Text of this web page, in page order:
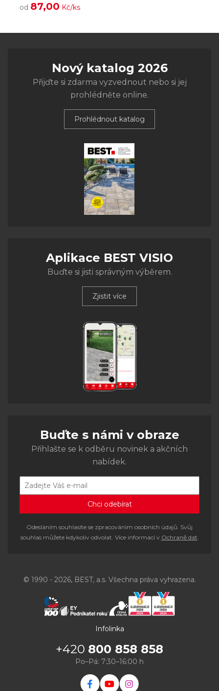
od 87,00 Kč/ks
Nový katalog 2026
Přijďte si zdarma vyzvednout nebo si jej
prohlédněte online.
Prohlédnout katalog
Aplikace BEST VISIO
Buďte si jisti správným výběrem.
Zjistit více
Buďte s námi v obraze
Přihlašte se k odběru novinek a akčních
nabídek.
Odesláním souhlasíte se zpracováním osobních údajů. Svůj
souhlas můžete kdykoliv odvolat. Více informací v Ochraně dat.
© 1990 - 2026, BEST, a.s. Všechna práva vyhrazena.
Infolinka
+420 800 858 858
Po–Pá: 7:30–16:00 h